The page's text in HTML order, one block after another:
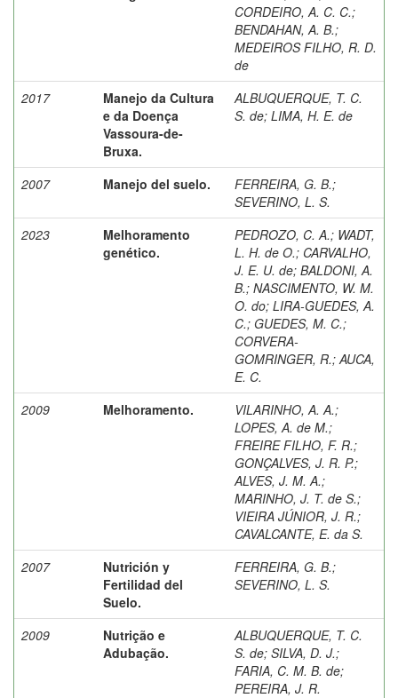
CORDEIRO, A. C. C.;
BENDAHAN, A. B.;
MEDEIROS FILHO, R. D.
de
2017
Manejo da Cultura
e da Doença
Vassoura-de-
Bruxa.
ALBUQUERQUE, T. C.
S. de; LIMA, H. E. de
2007 Manejo del suelo. FERREIRA, G. B.;
SEVERINO, L. S.
2023
Melhoramento
genético.
PEDROZO, C. A.; WADT,
L. H. de O.; CARVALHO,
J. E. U. de; BALDONI, A.
B.; NASCIMENTO, W. M.
O. do; LIRA-GUEDES, A.
C.; GUEDES, M. C.;
CORVERA-
GOMRINGER, R.; AUCA,
E. C.
2009
Melhoramento. VILARINHO, A. A.;
LOPES, A. de M.;
FREIRE FILHO, F. R.;
GONÇALVES, J. R. P.;
ALVES, J. M. A.;
MARINHO, J. T. de S.;
VIEIRA JÚNIOR, J. R.;
CAVALCANTE, E. da S.
2007
Nutrición y
Fertilidad del
Suelo.
FERREIRA, G. B.;
SEVERINO, L. S.
2009
Nutrição e
Adubação.
ALBUQUERQUE, T. C.
S. de; SILVA, D. J.;
FARIA, C. M. B. de;
PEREIRA, J. R.